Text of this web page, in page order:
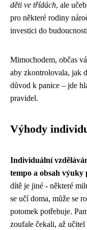
děti ve třídách, ale
pro některé rodiny
investici do
Mimochodem, občas
aby zkontrolovala, jak
důvod k panice – jde
pravidel.
Výhody
Individuální
tempo a obsah
dítě je jiné - některé
se učí doma, může se
potomek potřebuje.
zoufale čekali, až